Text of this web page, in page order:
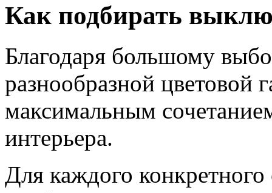
Как подбирать
Благодаря большому
разнообразной
максимальным
интерьера.
Для каждого